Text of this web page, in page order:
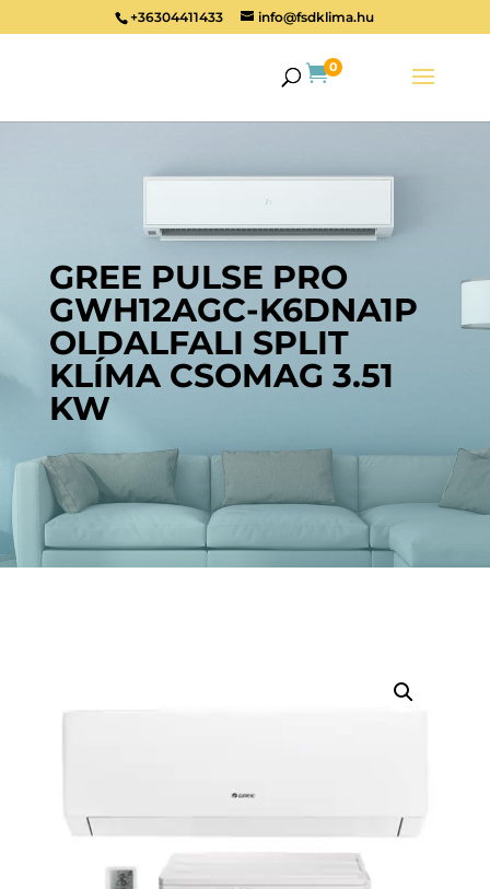
+36304411433 info@fsdklima.hu
0
GREE PULSE PRO
GWH12AGC-K6DNA1P
OLDALFALI SPLIT
KLÍMA CSOMAG 3.51
KW